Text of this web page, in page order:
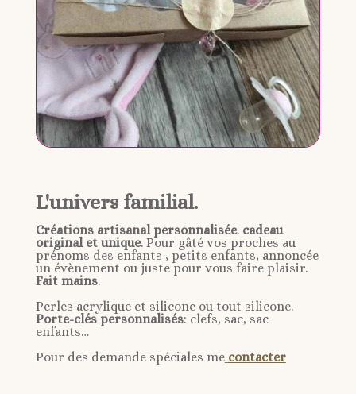
L'univers familial.
Créations artisanal personnalisée. cadeau
original et unique. Pour gâté vos proches au
prénoms des enfants , petits enfants, annoncée
un évènement ou juste pour vous faire plaisir.
Fait mains.
Perles acrylique et silicone ou tout silicone.
Porte-clés personnalisés: clefs, sac, sac
enfants…
Pour des demande spéciales me contacter